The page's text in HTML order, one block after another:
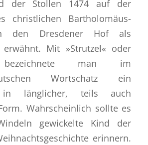
der Stollen 1474 auf der
christlichen Bartholomäus-
den Dresdener Hof als
erwähnt. Mit »Strutzel« oder
bezeichnete man im
Wortschatz ein
in länglicher, teils auch
Wahrscheinlich sollte es
gewickelte Kind der
erinnern.